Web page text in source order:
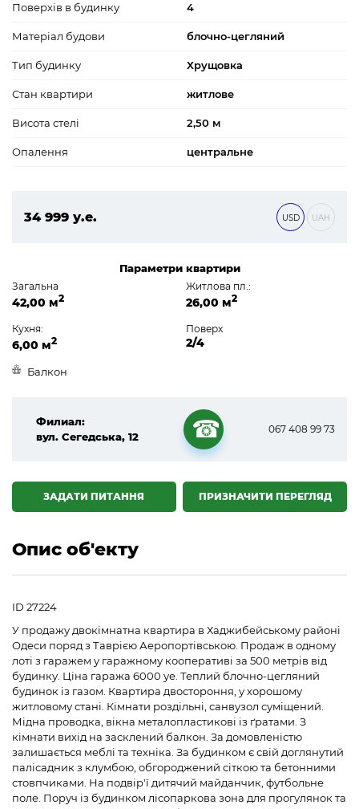
Поверхів в будинку 4
Матеріал будови блочно-цегляний
Тип будинку Хрущовка
Стан квартири житлове
Висота стелі 2,50 м
Опалення центральне
34 999 у.е.
USD UAH
Параметри квартири
Загальна
42,00 м2
Житлова пл.:
26,00 м2
Кухня:
6,00 м2
Поверх
2/4
Балкон
Филиал:
вул. Сегедська, 12
☎
067 408 99 73
ПРИЗНАЧИТИ ПЕРЕГЛЯД
ЗАДАТИ ПИТАННЯ
Опис об'екту
ID 27224
У продажу двокімнатна квартира в Хаджибейському районі
Одеси поряд з Таврією Аеропортівською. Продаж в одному
лоті з гаражем у гаражному кооперативі за 500 метрів від
будинку. Ціна гаража 6000 уе. Теплий блочно-цегляний
будинок із газом. Квартира двостороння, у хорошому
житловому стані. Кімнати роздільні, санвузол суміщений.
Мідна проводка, вікна металопластикові із ґратами. З
кімнати вихід на засклений балкон. За домовленістю
залишається меблі та техніка. За будинком є свій доглянутий
палісадник з клумбою, обгороджений сіткою та бетонними
стовпчиками. На подвір'ї дитячий майданчик, футбольне
поле. Поруч із будинком лісопаркова зона для прогулянок та